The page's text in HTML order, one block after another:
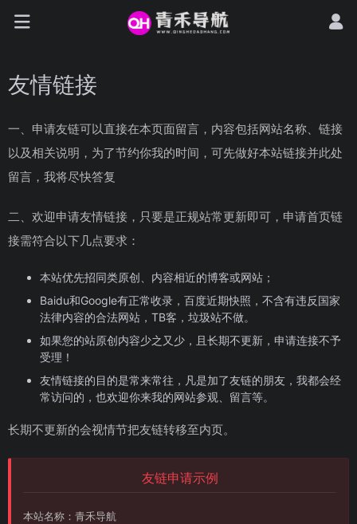
友情链接
一、申请友链可以直接在本页面留言，内容包括网站名称、链接
以及相关说明，为了节约你我的时间，可先做好本站链接并此处
留言，我将尽快答复
二、欢迎申请友情链接，只要是正规站常更新即可，申请首页链
接需符合以下几点要求：
本站优先招同类原创、内容相近的博客或网站；
Baidu和Google有正常收录，百度近期快照，不含有违反国家
法律内容的合法网站，TB客，垃圾站不做。
如果您的站原创内容少之又少，且长期不更新，申请连接不予
受理！
友情链接的目的是常来常往，凡是加了友链的朋友，我都会经
常访问的，也欢迎你来我的网站参观、留言等。
长期不更新的会视情节把友链转移至内页。
友链申请示例
本站名称：青禾导航